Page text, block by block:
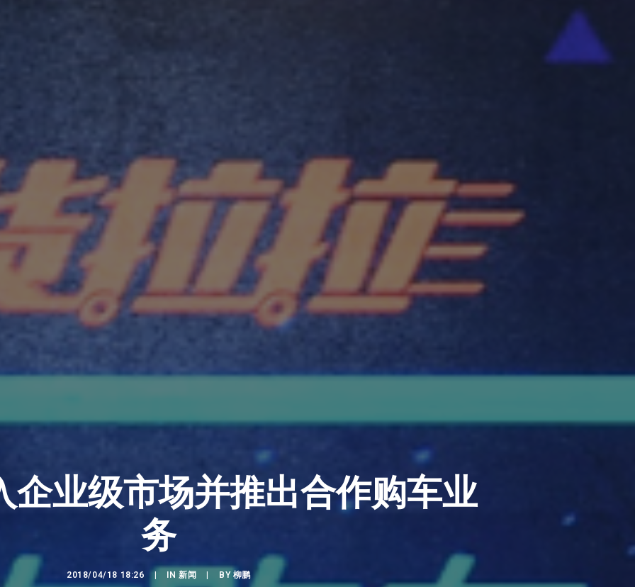
企业级市场并推出合作购车业
务
2018/04/18 18:26 IN新闻 BY 柳鹏